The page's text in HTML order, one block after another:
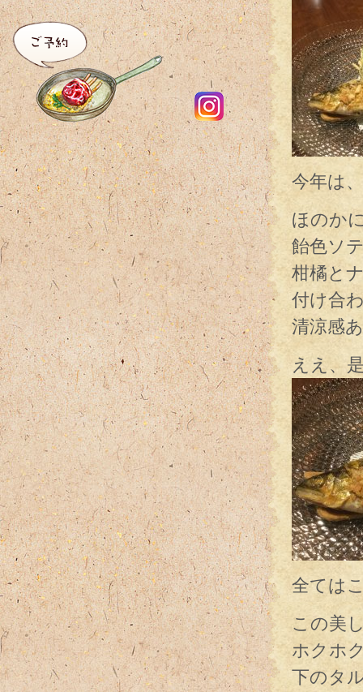
今年は
ほのか
飴色ソ
柑橘と
付け合
清涼感
ええ、
全ては
この美
ホクホ
下のタ